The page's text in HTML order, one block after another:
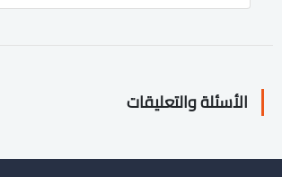
الأسئلة والتعليقات